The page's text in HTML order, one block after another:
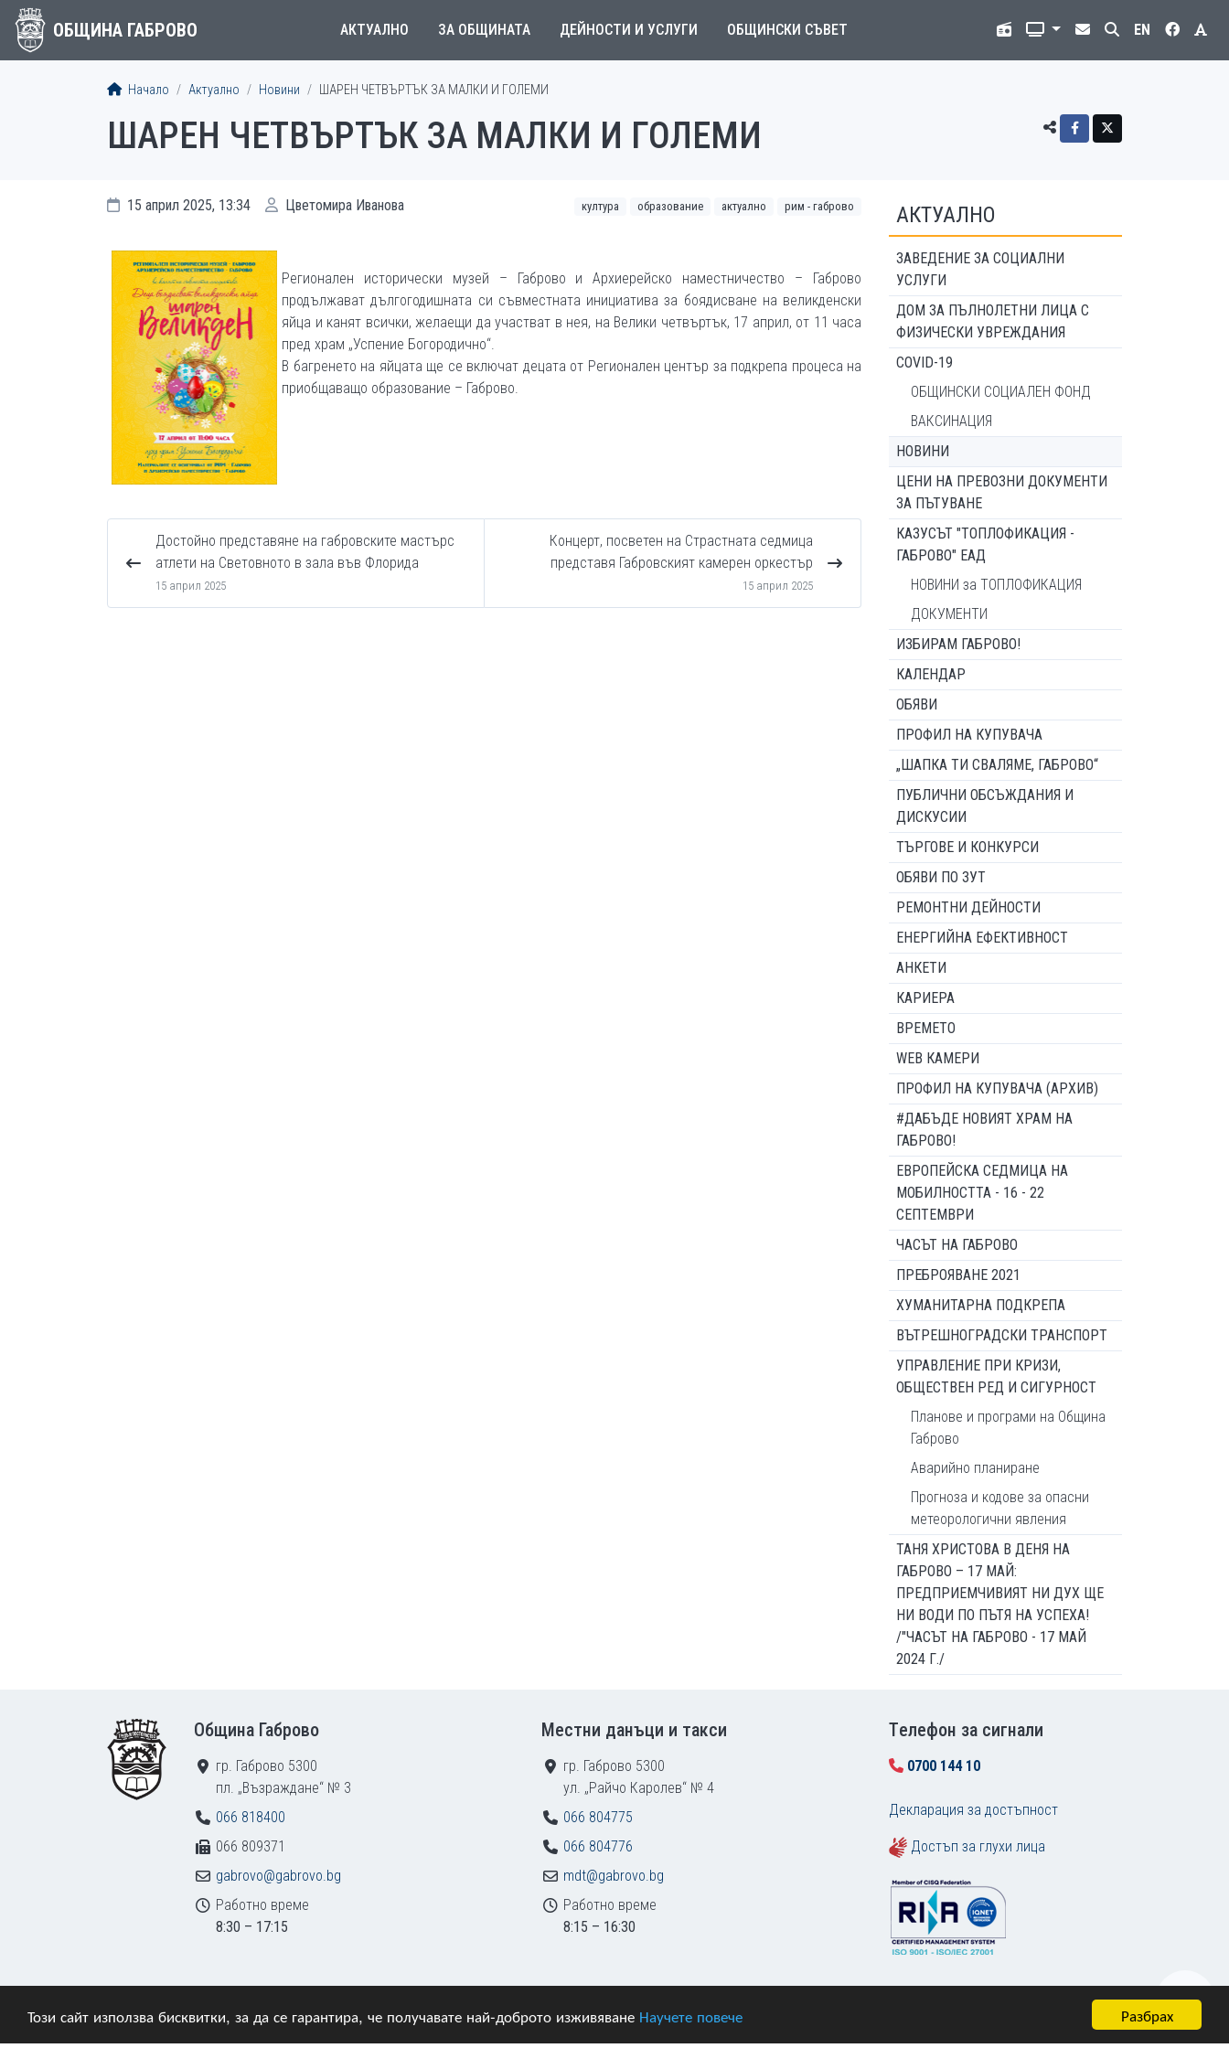
Разбрах
Този сайт използва бисквитки, за да се гарантира, че получавате най-доброто изживяване Научете повече
ОБЩИНА ГАБРОВО АКТУАЛНО ЗА ОБЩИНАТА ДЕЙНОСТИ И УСЛУГИ ОБЩИНСКИ СЪВЕТ EN
Начало Актуално Новини ШАРЕН ЧЕТВЪРТЪК ЗА МАЛКИ И ГОЛЕМИ
ШАРЕН ЧЕТВЪРТЪК ЗА МАЛКИ И ГОЛЕМИ
15 април 2025, 13:34 Цветомира Иванова култура образование актуално рим - габрово
Регионален исторически музей – Габрово и Архиерейско наместничество – Габрово
продължават дългогодишната си съвместната инициатива за боядисване на великденски
яйца и канят всички, желаещи да участват в нея, на Велики четвъртък, 17 април, от 11 часа
пред храм „Успение Богородично“.
В багренето на яйцата ще се включат децата от Регионален център за подкрепа процеса на
приобщаващо образование – Габрово.
Достойно представяне на габровските мастърс
атлети на Световното в зала във Флорида
15 април 2025
Концерт, посветен на Страстната седмица
представя Габровският камерен оркестър
15 април 2025
АКТУАЛНО
ЗАВЕДЕНИЕ ЗА СОЦИАЛНИ
УСЛУГИ
ДОМ ЗА ПЪЛНОЛЕТНИ ЛИЦА С
ФИЗИЧЕСКИ УВРЕЖДАНИЯ
COVID-19
ОБЩИНСКИ СОЦИАЛЕН ФОНД
ВАКСИНАЦИЯ
НОВИНИ
ЦЕНИ НА ПРЕВОЗНИ ДОКУМЕНТИ
ЗА ПЪТУВАНЕ
КАЗУСЪТ "ТОПЛОФИКАЦИЯ -
ГАБРОВО" ЕАД
НОВИНИ за ТОПЛОФИКАЦИЯ
ДОКУМЕНТИ
ИЗБИРАМ ГАБРОВО!
КАЛЕНДАР
ОБЯВИ
ПРОФИЛ НА КУПУВАЧА
„ШАПКА ТИ СВАЛЯМЕ, ГАБРОВО“
ПУБЛИЧНИ ОБСЪЖДАНИЯ И
ДИСКУСИИ
ТЪРГОВЕ И КОНКУРСИ
ОБЯВИ ПО ЗУТ
РЕМОНТНИ ДЕЙНОСТИ
ЕНЕРГИЙНА ЕФЕКТИВНОСТ
АНКЕТИ
КАРИЕРА
ВРЕМЕТО
WEB КАМЕРИ
ПРОФИЛ НА КУПУВАЧА (АРХИВ)
#ДАБЪДЕ НОВИЯТ ХРАМ НА
ГАБРОВО!
ЕВРОПЕЙСКА СЕДМИЦА НА
МОБИЛНОСТТА - 16 - 22
СЕПТЕМВРИ
ЧАСЪТ НА ГАБРОВО
ПРЕБРОЯВАНЕ 2021
ХУМАНИТАРНА ПОДКРЕПА
ВЪТРЕШНОГРАДСКИ ТРАНСПОРТ
УПРАВЛЕНИЕ ПРИ КРИЗИ,
ОБЩЕСТВЕН РЕД И СИГУРНОСТ
Планове и програми на Община
Габрово
Аварийно планиране
Прогноза и кодове за опасни
метеорологични явления
ТАНЯ ХРИСТОВА В ДЕНЯ НА
ГАБРОВО – 17 МАЙ:
ПРЕДПРИЕМЧИВИЯТ НИ ДУХ ЩЕ
НИ ВОДИ ПО ПЪТЯ НА УСПЕХА!
/"ЧАСЪТ НА ГАБРОВО - 17 МАЙ
2024 Г./
Община Габрово
гр. Габрово 5300
пл. „Възраждане“ № 3
066 818400
066 809371
gabrovo@gabrovo.bg
Работно време
8:30 – 17:15
Местни данъци и такси
гр. Габрово 5300
ул. „Райчо Каролев“ № 4
066 804775
066 804776
mdt@gabrovo.bg
Работно време
8:15 – 16:30
Tелефон за сигнали
0700 144 10
Декларация за достъпност
Достъп за глухи лица
© 2009–2026 Община Габрово. Всички права запазени.